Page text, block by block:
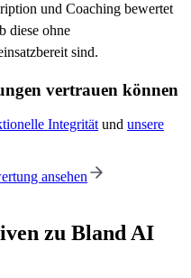
und Coaching bewertet
diese ohne
sind.
vertrauen können
Integrität und unsere
ansehen
zu Bland AI